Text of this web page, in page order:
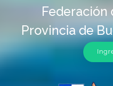
Federación
Provincia de